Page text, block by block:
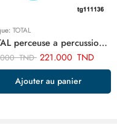
TOTAL
TOTAL perceuse a percussion 13mm-1010w TG111136
TND 221.000 TND
Ajouter au panier